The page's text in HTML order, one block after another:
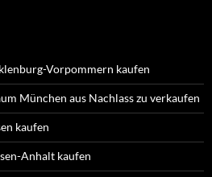
Vorpommern kaufen
München aus Nachlass zu verkaufen
kaufen
Anhalt kaufen